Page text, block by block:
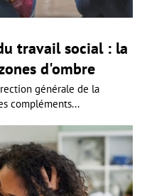
travail social : la
d'ombre
générale de la
compléments...